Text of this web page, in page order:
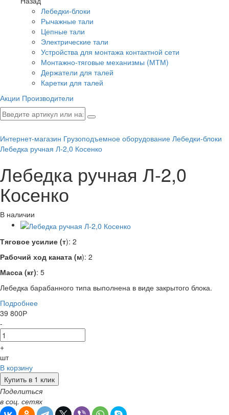
Лебедки-блоки
Рычажные тали
Цепные тали
Электрические тали
Устройства для монтажа контактной сети
Монтажно-тяговые механизмы (МТМ)
Держатели для талей
Каретки для талей
Акции Производители
Интернет-магазин Грузоподъемное оборудование Лебедки-блоки
Лебедка ручная Л-2,0 Косенко
Лебедка ручная Л-2,0
Косенко
В наличии
Тяговое усилие (т): 2
Рабочий ход каната (м): 2
Масса (кг): 5
Лебедка барабанного типа выполнена в виде закрытого блока.
Подробнее
39 800Р
-
+
шт
В корзину
Купить в 1 клик
Поделиться
в соц. сетях